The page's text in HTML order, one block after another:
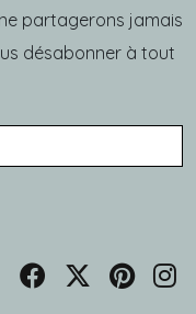
partagerons jamais
désabonner à tout